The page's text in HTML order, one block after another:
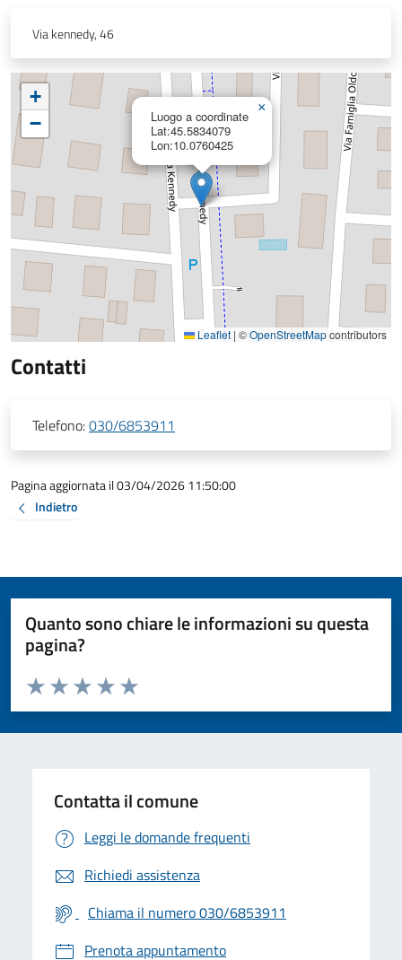
Via kennedy, 46
Luogo a coordinate
Lat:45.5834079
Lon:10.0760425
×
+
−
Leaflet | ©OpenStreetMapcontributors
Contatti
Telefono:030/6853911
Pagina aggiornata il 03/04/2026 11:50:00
Indietro
Quanto sono chiare le informazioni su questa
pagina?
Valuta da 1 a 5 stelle la pagina
Valuta 5 stelle su 5
Valuta 4 stelle su 5
Valuta 3 stelle su 5
Valuta 2 stelle su 5
Valuta 1 stelle su 5
Contatta il comune
Leggi le domande frequenti
Richiedi assistenza
Chiama il numero 030/6853911
Prenota appuntamento